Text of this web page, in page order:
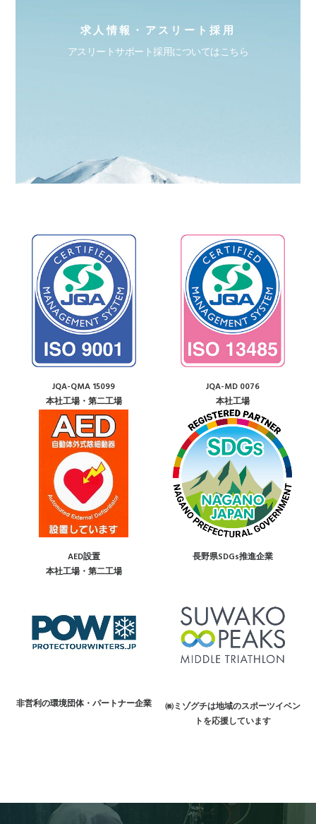
求人情報・アスリート採用
アスリートサポート採用についてはこちら
JQA-QMA 15099
本社工場・第二工場
JQA-MD 0076
本社工場
AED設置
本社工場・第二工場
長野県SDGs推進企業
非営利の環境団体・パートナー企業
㈱ミゾグチは地域のスポーツイベン
トを応援しています